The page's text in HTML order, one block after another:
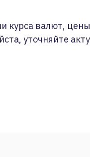
курса валют,
уточняйте